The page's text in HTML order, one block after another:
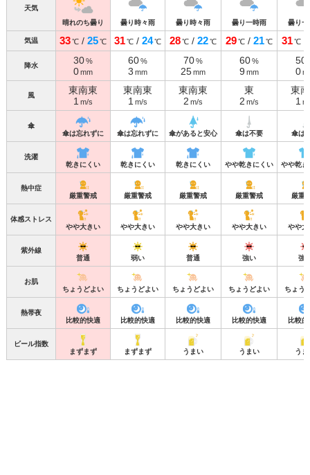
天気
晴れのち曇り
曇り時々雨 曇り時々雨 曇り一時雨 曇り一
気温 33℃/ 25℃ 31℃/ 24℃ 28℃/ 22℃ 29℃/ 21℃ 31℃/
降水 30%
0mm
60%
3 mm
70%
25mm
60%
9 mm
50
0
風
東南東
1 m/s
東南東
1 m/s
東南東
2 m/s
東
2 m/s
東
1
傘
傘は忘れずに
傘は忘れずに 傘があると安心 傘は不要 傘は
洗濯
乾きにくい
乾きにくい 乾きにくい やや乾きにくい やや乾き
熱中症
厳重警戒
厳重警戒 厳重警戒 厳重警戒 厳重
体感ストレス
やや大きい
やや大きい やや大きい やや大きい やや大
紫外線
普通
弱い 普通 強い 強
お肌
ちょうどよい
ちょうどよい ちょうどよい ちょうどよい ちょう
熱帯夜
比較的快適
比較的快適 比較的快適 比較的快適 比較
ビール指数
まずまず
まずまず うまい うまい うま